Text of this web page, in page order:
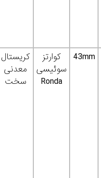
43mm
کوارتز
سوئیسی
Ronda
کریستال
معدنی
سخت